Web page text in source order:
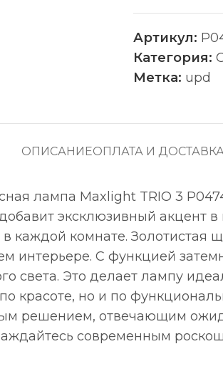
Артикул:
Категория:
Метка: upd
ОПИСАНИЕОПЛАТА И
лампа Maxlight TRIO 3
эксклюзивный акцент
каждой комнате. Золотистая
интерьере. С функцией
света. Это делает лампу
красоте, но и по
решением, отвечающим
современным